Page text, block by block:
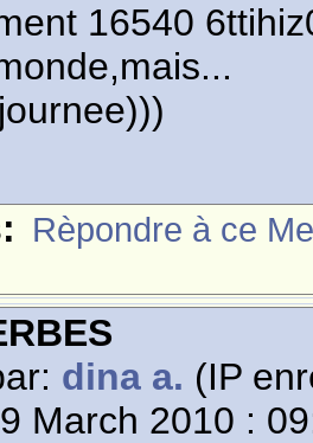
16540
Rèpondre à ce
dina a. (IP
March 2010 :